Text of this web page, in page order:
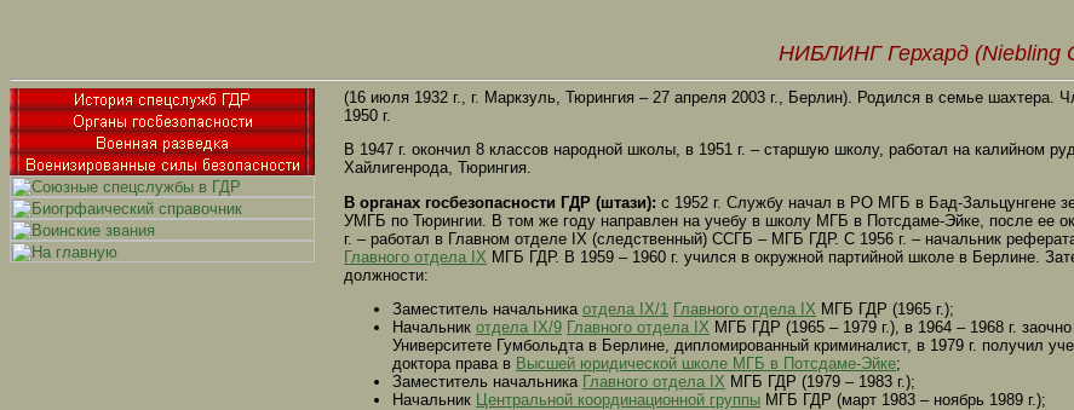
НИБЛИНГ Герхард (Niebling
(16 июля 1932 г., г. Маркзуль, Тюрингия – 27 апреля 2003 г., Берлин). Родился в семье шахтера.
1950 г.
В 1947 г. окончил 8 классов народной школы, в 1951 г. – старшую школу, работал на калийном
Хайлигенрода, Тюрингия.
В органах госбезопасности ГДР (штази): с 1952 г. Службу начал в РО МГБ в Бад-Зальцунгене
УМГБ по Тюрингии. В том же году направлен на учебу в школу МГБ в Потсдаме-Эйке, после ее
г. – работал в Главном отделе IX (следственный) ССГБ – МГБ ГДР. С 1956 г. – начальник
Главного отдела IX МГБ ГДР. В 1959 – 1960 г. учился в окружной партийной школе в Берлине.
должности:
Заместитель начальника отдела IX/1 Главного отдела IX МГБ ГДР (1965 г.);
Начальник отдела IX/9 Главного отдела IX МГБ ГДР (1965 – 1979 г.), в 1964 – 1968 г.
Университете Гумбольдта в Берлине, дипломированный криминалист, в 1979 г. получил
доктора права в Высшей юридической школе МГБ в Потсдаме-Эйке;
Заместитель начальника Главного отдела IX МГБ ГДР (1979 – 1983 г.);
Начальник
Центральной координационной группы МГБ ГДР (март 1983 – ноябрь 1989 г.);